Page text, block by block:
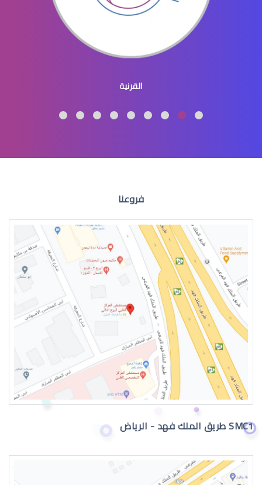
العدسات اللاصقة الطبية الملونة
العدسات اللاصقة الطبية الشهرية
العدسات اللاصقة الطبية الدائمة
القرنية
فروعنا
SMC1 طريق الملك فهد - الرياض